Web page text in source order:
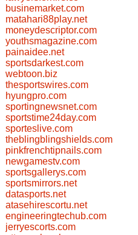
businemarket.com
matahari88play.net
moneydescriptor.com
youthsmagazine.com
painaidee.net
sportsdarkest.com
webtoon.biz
thesportswires.com
hyungpro.com
sportingnewsnet.com
sportstime24day.com
sporteslive.com
theblingblingshields.com
pinkfrenchtipnails.com
newgamestv.com
sportsgallerys.com
sportsmirrors.net
datasports.net
atasehirescortu.net
engineeringtechub.com
jerryescorts.com